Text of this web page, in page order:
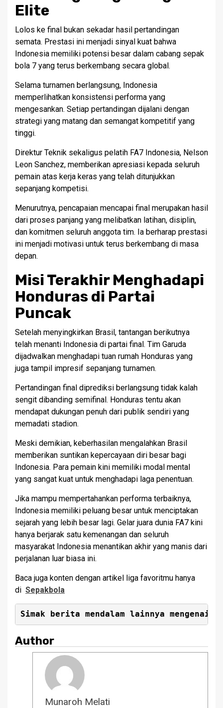
Elite
Lolos ke final bukan sekadar hasil pertandingan
semata. Prestasi ini menjadi sinyal kuat bahwa
Indonesia memiliki potensi besar dalam cabang sepak
bola 7 yang terus berkembang secara global.
Selama turnamen berlangsung, Indonesia
memperlihatkan konsistensi performa yang
mengesankan. Setiap pertandingan dijalani dengan
strategi yang matang dan semangat kompetitif yang
tinggi.
Direktur Teknik sekaligus pelatih FA7 Indonesia, Nelson
Leon Sanchez, memberikan apresiasi kepada seluruh
pemain atas kerja keras yang telah ditunjukkan
sepanjang kompetisi.
Menurutnya, pencapaian mencapai final merupakan hasil
dari proses panjang yang melibatkan latihan, disiplin,
dan komitmen seluruh anggota tim. Ia berharap prestasi
ini menjadi motivasi untuk terus berkembang di masa
depan.
Misi Terakhir Menghadapi
Honduras di Partai
Puncak
Setelah menyingkirkan Brasil, tantangan berikutnya
telah menanti Indonesia di partai final. Tim Garuda
dijadwalkan menghadapi tuan rumah Honduras yang
juga tampil impresif sepanjang turnamen.
Pertandingan final diprediksi berlangsung tidak kalah
sengit dibanding semifinal. Honduras tentu akan
mendapat dukungan penuh dari publik sendiri yang
memadati stadion.
Meski demikian, keberhasilan mengalahkan Brasil
memberikan suntikan kepercayaan diri besar bagi
Indonesia. Para pemain kini memiliki modal mental
yang sangat kuat untuk menghadapi laga penentuan.
Jika mampu mempertahankan performa terbaiknya,
Indonesia memiliki peluang besar untuk menciptakan
sejarah yang lebih besar lagi. Gelar juara dunia FA7 kini
hanya berjarak satu kemenangan dan seluruh
masyarakat Indonesia menantikan akhir yang manis dari
perjalanan luar biasa ini.
Baca juga konten dengan artikel liga favoritmu hanya
di Sepakbola
Simak berita mendalam lainnya mengenai
Author
Munaroh Melati